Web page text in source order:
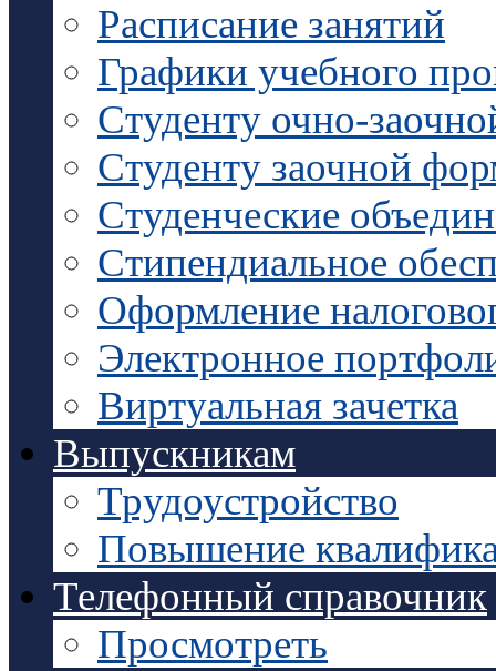
Расписание занятий
Графики учебного
Студенту очно-
Студенту заочной
Студенческие
Стипендиальное
Оформление
Электронное
Виртуальная зачетка
Выпускникам
Трудоустройство
Повышение
Телефонный справочник
Просмотреть